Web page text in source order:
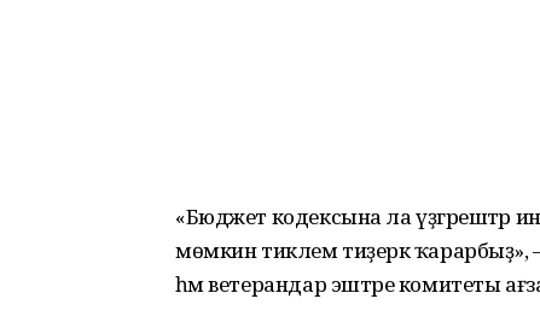
«Бюджет кодексына ла үҙгәрештәр
мөмкин тиклем тиҙерәк ҡарарбыҙ», —
һәм ветерандар эштәре комитеты